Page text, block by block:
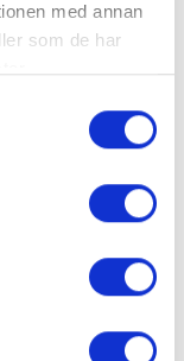
med annan
som de har
Utställning
2026
Ann
måleri,
Galleri